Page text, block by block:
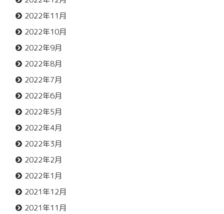
2022年11月
2022年10月
2022年9月
2022年8月
2022年7月
2022年6月
2022年5月
2022年4月
2022年3月
2022年2月
2022年1月
2021年12月
2021年11月